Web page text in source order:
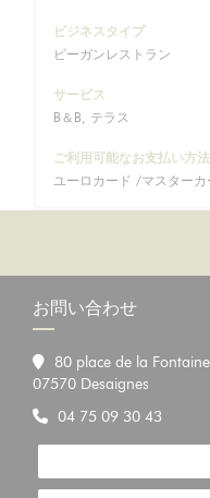
ビジネスタイプ
ビーガンレストラン
サービス
B＆B, テラス
ご利用可能なお支払い方法
ユーロカード /マスター
お問い合わせ
80 place de la
07570 Desaignes
04 75 09 30 43